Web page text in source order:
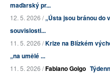
maďarský pr...
12. 5. 2026 /„Ústa jsou bránou do
souvislosti...
11. 5. 2026 /Krize na Blízkém
„na umělé ...
11. 5. 2026 /Fabiano Golgo